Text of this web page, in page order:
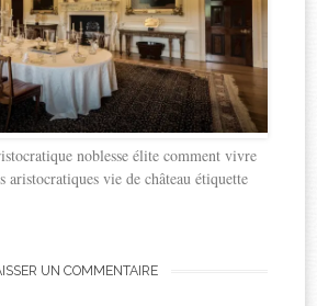
noblesse élite comment vivre
aristocratiques vie de château étiquette
UN COMMENTAIRE